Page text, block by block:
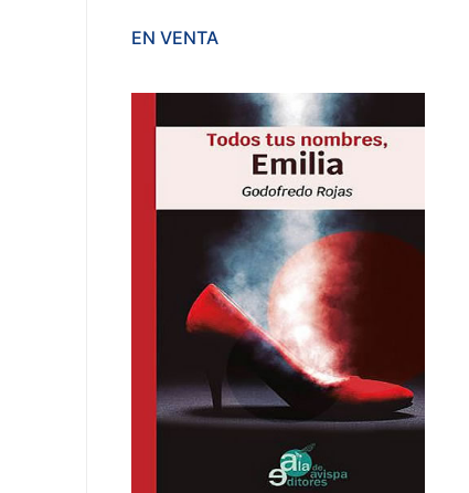
EN VENTA